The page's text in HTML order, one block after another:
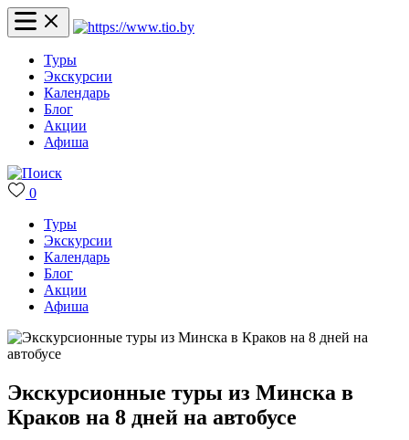
Туры
Экскурсии
Календарь
Блог
Акции
Афиша
0
Туры
Экскурсии
Календарь
Блог
Акции
Афиша
Экскурсионные туры из Минска в
Краков на 8 дней на автобусе